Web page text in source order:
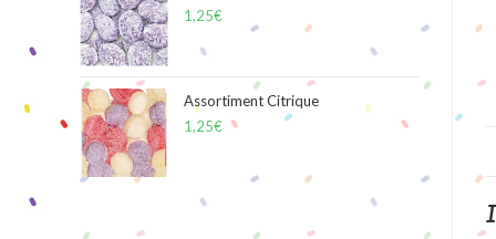
1,25€
Assortiment Citrique
1,25€